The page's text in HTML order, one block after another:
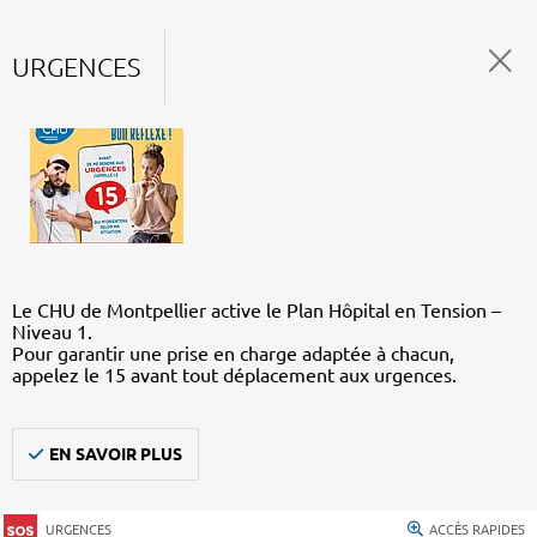
URGENCES
Le CHU de Montpellier active le Plan Hôpital en Tension –
Niveau 1.
Pour garantir une prise en charge adaptée à chacun,
appelez le 15 avant tout déplacement aux urgences.
EN SAVOIR PLUS
URGENCES ACCÈS RAPIDES